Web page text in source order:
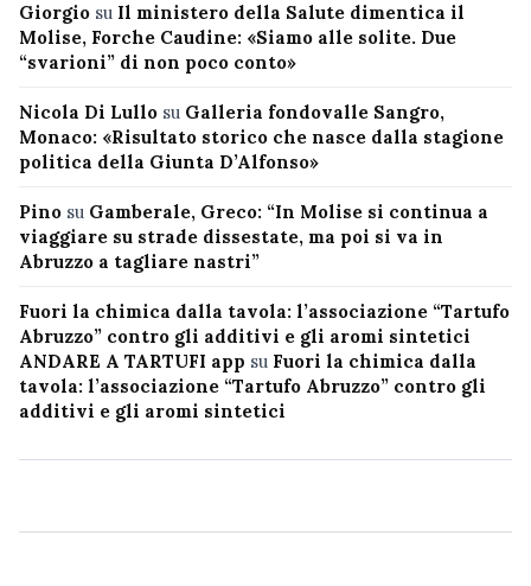
Giorgio su Il ministero della Salute dimentica il
Molise, Forche Caudine: «Siamo alle solite. Due
“svarioni” di non poco conto»
Nicola Di Lullo su Galleria fondovalle Sangro,
Monaco: «Risultato storico che nasce dalla stagione
politica della Giunta D’Alfonso»
Pino su Gamberale, Greco: “In Molise si continua a
viaggiare su strade dissestate, ma poi si va in
Abruzzo a tagliare nastri”
Fuori la chimica dalla tavola: l’associazione “Tartufo
Abruzzo” contro gli additivi e gli aromi sintetici
ANDARE A TARTUFI app su Fuori la chimica dalla
tavola: l’associazione “Tartufo Abruzzo” contro gli
additivi e gli aromi sintetici